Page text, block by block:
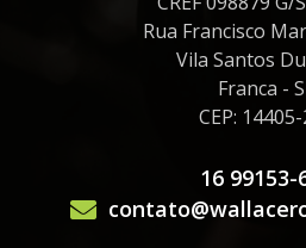
Rua Francisco
Vila Santos
Franca -
CEP:
16 99153-